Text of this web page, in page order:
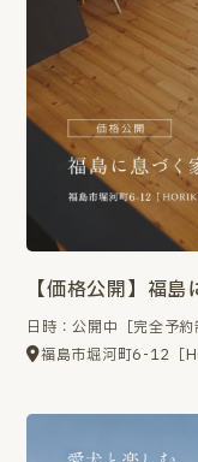
【価格公開】福
日時：公開中［完全予
福島市堀河町6-12［